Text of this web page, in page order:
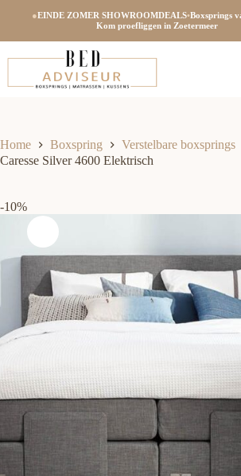
●EINDE ZOMER SHOWROOMDEALS•Boxsprings
Kom proefliggen in Zoetermeer
Home Boxspring
Verstelbare boxsprings
Caresse Silver 4600 Elektrisch
-10%